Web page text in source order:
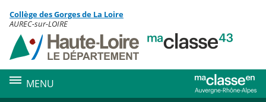
Contenu
Collège des Gorges de La Loire
AUREC-sur-LOIRE
MENU